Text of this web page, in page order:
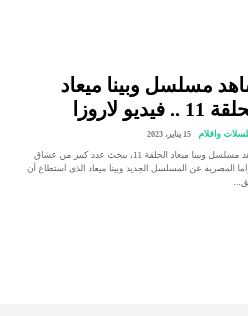
مسلسل وبينا ميعاد
11 .. فيديو لاروزا
وافلام 15 يناير، 2023
شاهد مسلسل وبينا ميعاد الحلقة 11، يبحث عدد كبير من عشاق
المصرية عن المسلسل الجديد وبينا ميعاد الذي استطاع أن